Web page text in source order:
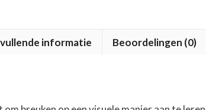
informatie Beoordelingen (0)